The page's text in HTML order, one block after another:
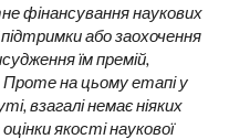
фінансування наукових
або заохочення
їм премій,
Проте на цьому етапі у
взагалі немає ніяких
якості наукової